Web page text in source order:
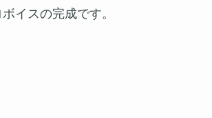
イスの完成です。